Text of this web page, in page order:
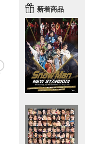
新着商品